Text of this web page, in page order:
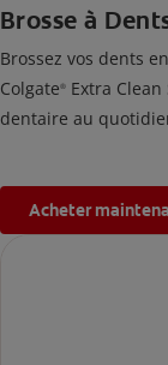
Brosse à
Brossez vos dents
Colgate® Extra
dentaire au
Acheter